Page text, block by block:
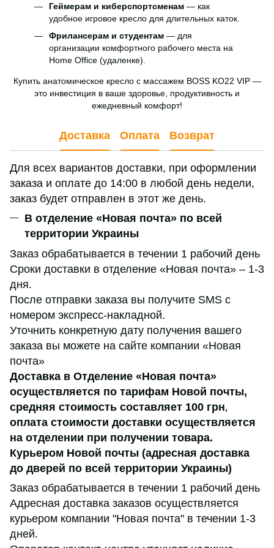
Геймерам и киберспортсменам — как
удобное игровое кресло для длительных каток.
Фрилансерам и студентам — для
организации комфортного рабочего места на
Home Office (удаленке).
Купить анатомическое кресло с массажем BOSS KO22 VIP —
это инвестиция в ваше здоровье, продуктивность и
ежедневный комфорт!
Доставка Оплата Возврат
Для всех вариантов доставки, при оформлении
заказа и оплате до 14:00 в любой день недели,
заказ будет отправлен в этот же день.
В отделение «Новая почта» по всей
территории Украины
Заказ обрабатывается в течении 1 рабочий день
Сроки доставки в отделение «Новая почта» – 1-3
дня.
После отправки заказа вы получите SMS с
номером экспресс-накладной.
Уточнить конкретную дату получения вашего
заказа вы можете на сайте компании «Новая
почта»
Доставка в Отделение «Новая почта»
осуществляется по тарифам Новой почты,
средняя стоимость составляет 100 грн,
оплата стоимости доставки осуществляется
на отделении при получении товара.
Курьером Новой почты (адресная доставка
до дверей по всей территории Украины)
Заказ обрабатывается в течении 1 рабочий день
Адресная доставка заказов осуществляется
курьером компании "Новая почта" в течении 1-3
дней.